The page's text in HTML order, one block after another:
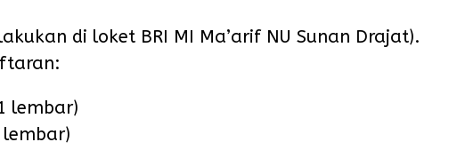
di loket BRI MI Ma’arif NU Sunan Drajat).
lembar)